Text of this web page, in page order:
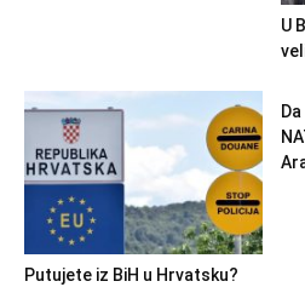
U
Putujete iz BiH u Hrvatsku?